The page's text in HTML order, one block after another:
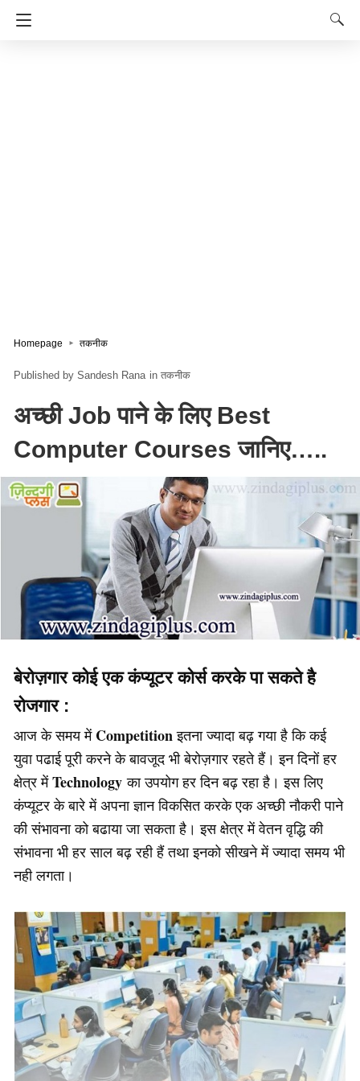
Homepage तकनीक
Sandesh Rana in तकनीक
अच्छी Job पाने के लिए Best
Computer Courses जानिए…..
बेरोज़गार कोई एक कंप्यूटर कोर्स करके पा सकते है
रोजगार :
आज के समय मेंCompetitionइतना ज्यादा बढ़ गया है कि कई
युवा पढाई पूरी करने के बावजूद भी बेरोज़गार रहते हैं। इन दिनों हर
क्षेत्र मेंTechnology का उपयोग हर दिन बढ़ रहा है। इस लिए
कंप्यूटर के बारे में अपना ज्ञान विकसित करके एक अच्छी नौकरी पाने
की संभावना को बढाया जा सकता है। इस क्षेत्र में वेतन वृद्धि की
संभावना भी हर साल बढ़ रही हैं तथा इनको सीखने में ज्यादा समय भी
नही लगता।